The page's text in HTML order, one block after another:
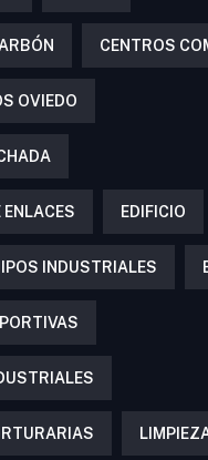
CENTROS
OVIEDO
EDIFICIO
INDUSTRIALES